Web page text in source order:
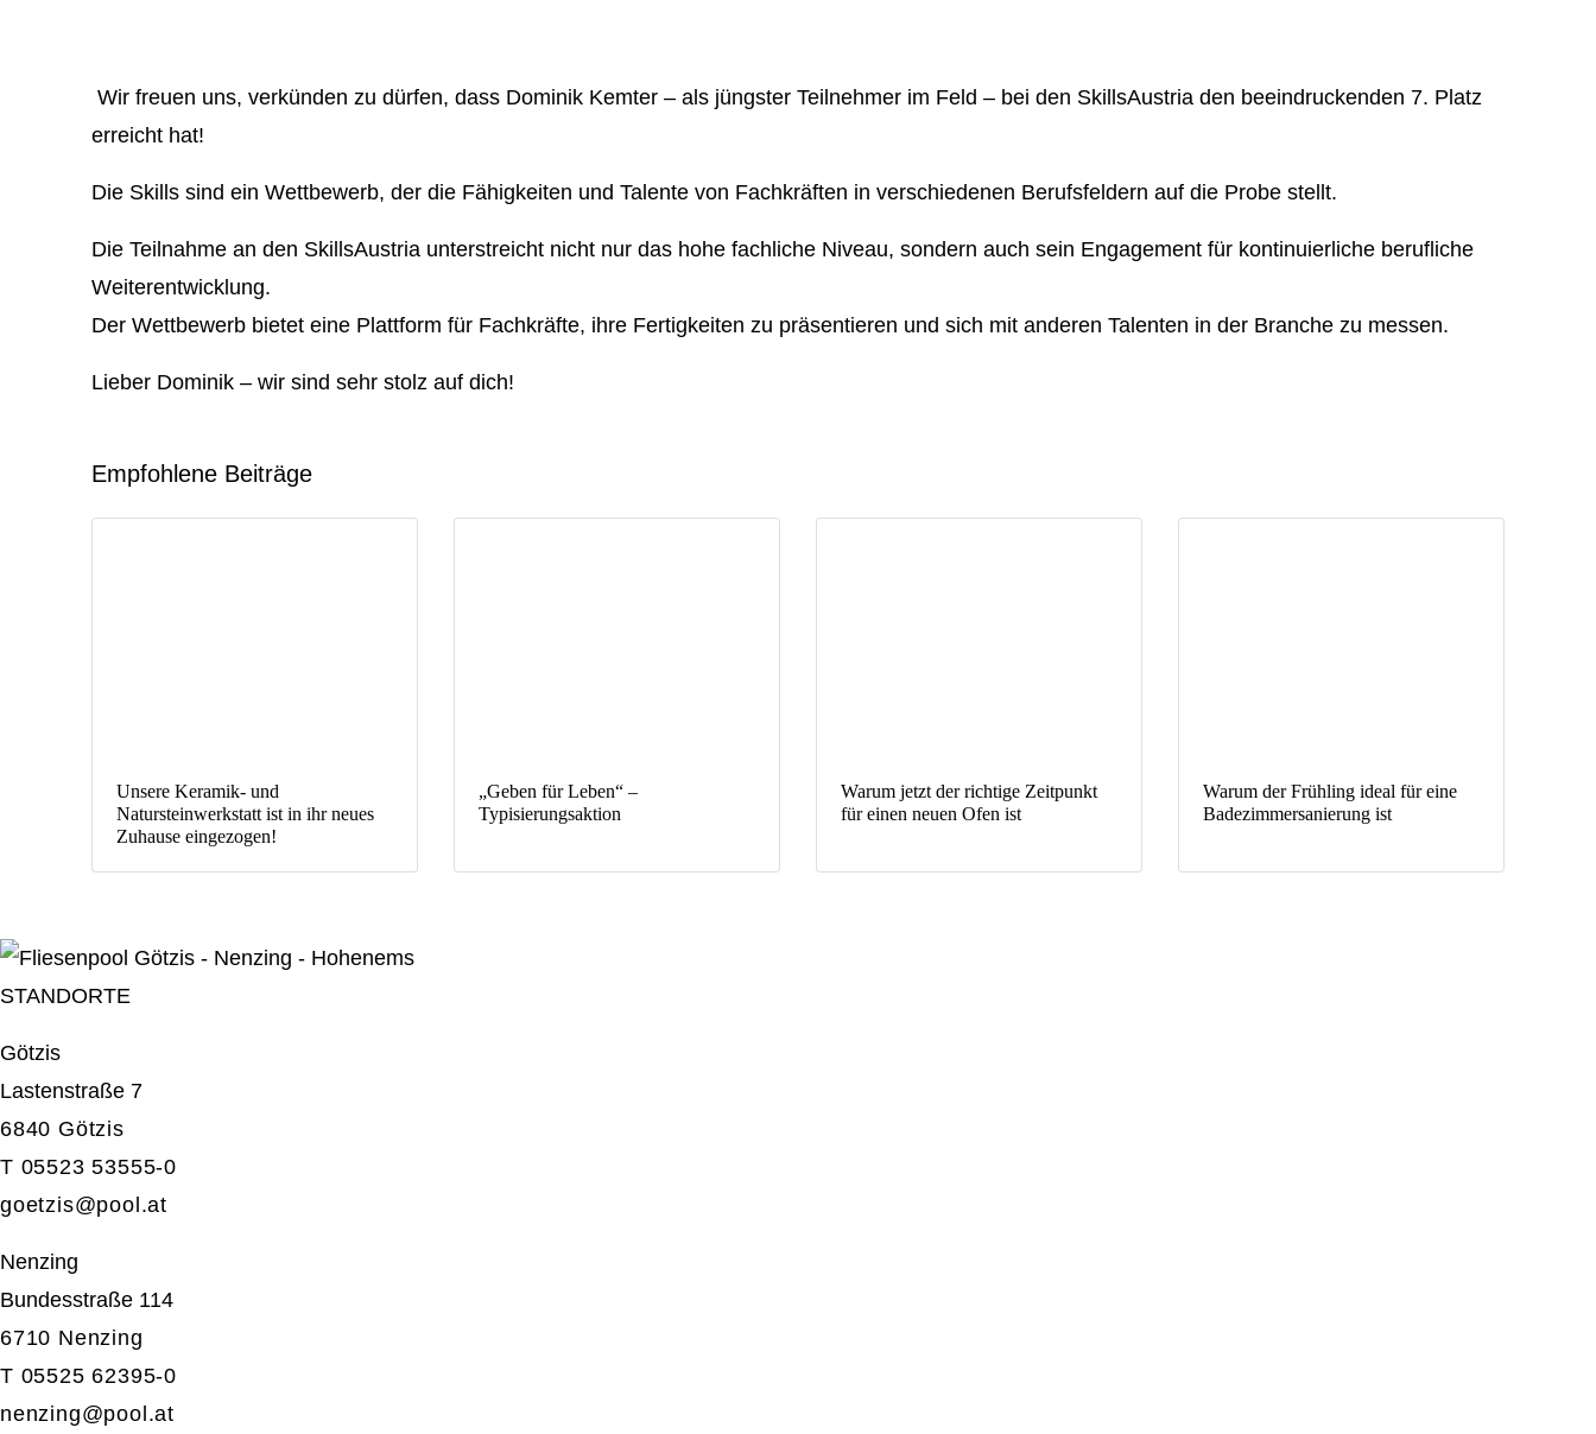
Wir freuen uns, verkünden zu dürfen, dass Dominik Kemter – als jüngster Teilnehmer im Feld – bei den SkillsAustria den beeindruckenden 7. Platz
erreicht hat!
Die Skills sind ein Wettbewerb, der die Fähigkeiten und Talente von Fachkräften in verschiedenen Berufsfeldern auf die Probe stellt.
Die Teilnahme an den SkillsAustria unterstreicht nicht nur das hohe fachliche Niveau, sondern auch sein Engagement für kontinuierliche berufliche
Weiterentwicklung.
Der Wettbewerb bietet eine Plattform für Fachkräfte, ihre Fertigkeiten zu präsentieren und sich mit anderen Talenten in der Branche zu messen.
Lieber Dominik – wir sind sehr stolz auf dich!
Empfohlene Beiträge
Unsere Keramik- und
Natursteinwerkstatt ist in ihr neues
Zuhause eingezogen!
„Geben für Leben“ –
Typisierungsaktion
Warum jetzt der richtige Zeitpunkt
für einen neuen Ofen ist
Warum der Frühling ideal für eine
Badezimmersanierung ist
STANDORTE
Götzis
Lastenstraße 7
6840 Götzis
T 05523 53555-0
goetzis@pool.at
Nenzing
Bundesstraße 114
6710 Nenzing
T 05525 62395-0
nenzing@pool.at